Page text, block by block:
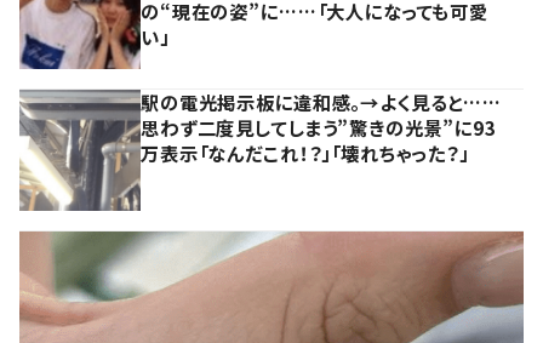
の“現在の姿”に……「大人になっても可愛
い」
駅の電光掲示板に違和感。→よく見ると……
思わず二度見してしまう”驚きの光景”に93
万表示「なんだこれ！？」「壊れちゃった？」